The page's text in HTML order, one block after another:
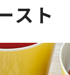
スト